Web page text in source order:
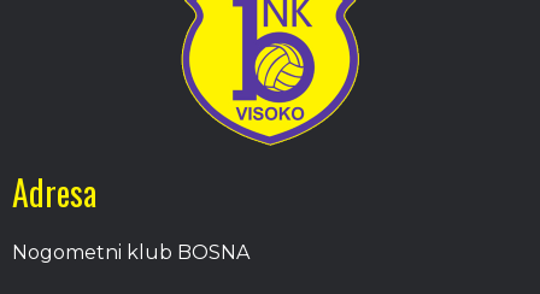
Adresa
Nogometni klub BOSNA